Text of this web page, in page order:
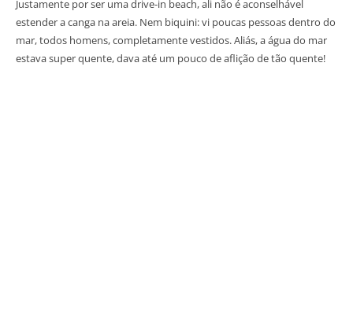
Justamente por ser uma drive-in beach, ali não é aconselhável
estender a canga na areia. Nem biquini: vi poucas pessoas dentro do
mar, todos homens, completamente vestidos. Aliás, a água do mar
estava super quente, dava até um pouco de aflição de tão quente!